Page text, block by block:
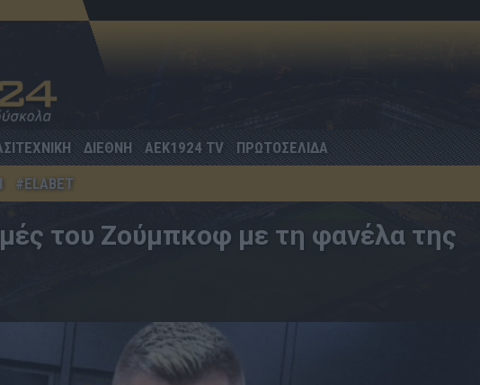
ΔΙΕΘΝΗ AEK1924 TV
ΠΡΩΤΟΣΕΛΙΔΑ
#ELABET
του Ζούμπκοφ με τη φανέλα της